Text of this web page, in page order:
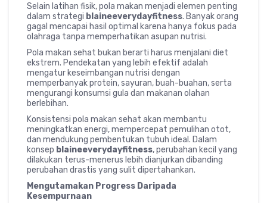
Selain latihan fisik, pola makan menjadi elemen penting
dalam strategi blaineeverydayfitness. Banyak orang
gagal mencapai hasil optimal karena hanya fokus pada
olahraga tanpa memperhatikan asupan nutrisi.
Pola makan sehat bukan berarti harus menjalani diet
ekstrem. Pendekatan yang lebih efektif adalah
mengatur keseimbangan nutrisi dengan
memperbanyak protein, sayuran, buah-buahan, serta
mengurangi konsumsi gula dan makanan olahan
berlebihan.
Konsistensi pola makan sehat akan membantu
meningkatkan energi, mempercepat pemulihan otot,
dan mendukung pembentukan tubuh ideal. Dalam
konsep blaineeverydayfitness, perubahan kecil yang
dilakukan terus-menerus lebih dianjurkan dibanding
perubahan drastis yang sulit dipertahankan.
Mengutamakan Progress Daripada
Kesempurnaan